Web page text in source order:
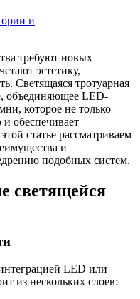
и
требуют новых
эстетику,
Светящаяся тротуарная
объединяющее LED-
которое не только
обеспечивает
статье рассматриваем
и
подобных систем.
светящейся
LED или
из нескольких слоев: